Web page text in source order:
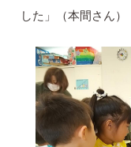
した」（本間さん）